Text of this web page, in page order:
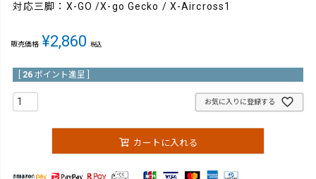
対応三脚：X-GO /X-go Gecko / X-Aircross1
販売価格 ¥2,860 税込
26 ポイント進呈 ]
お気に入りに登録する
カートに入れる